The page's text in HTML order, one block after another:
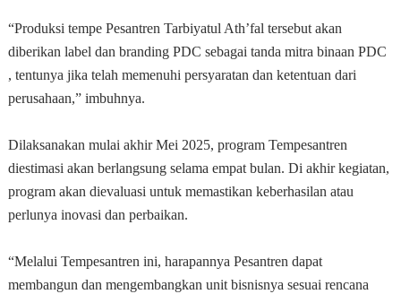
“Produksi tempe Pesantren Tarbiyatul Ath’fal tersebut akan
diberikan label dan branding PDC sebagai tanda mitra binaan PDC
, tentunya jika telah memenuhi persyaratan dan ketentuan dari
perusahaan,” imbuhnya.
Dilaksanakan mulai akhir Mei 2025, program Tempesantren
diestimasi akan berlangsung selama empat bulan. Di akhir kegiatan,
program akan dievaluasi untuk memastikan keberhasilan atau
perlunya inovasi dan perbaikan.
“Melalui Tempesantren ini, harapannya Pesantren dapat
membangun dan mengembangkan unit bisnisnya sesuai rencana